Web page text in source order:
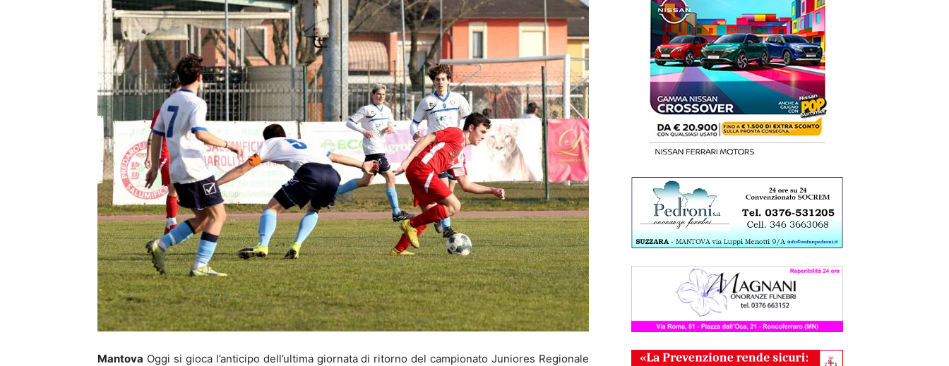
Mantova Oggi si gioca l’anticipo dell’ultima giornata di ritorno del campionato Juniores Regionale